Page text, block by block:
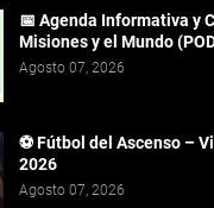
📅 Agenda Informativa y
Misiones y el Mundo
Agosto 07, 2026
⚽ Fútbol del Ascenso –
2026
Agosto 07, 2026